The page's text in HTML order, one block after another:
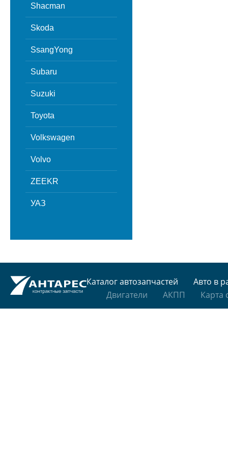
Shacman
Skoda
SsangYong
Subaru
Suzuki
Toyota
Volkswagen
Volvo
ZEEKR
УАЗ
Каталог автозапчастей
Авто в
Двигатели
АКПП Карта